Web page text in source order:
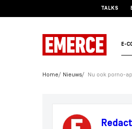
TALKS
E-
Home Nieuws Nu ook porno-